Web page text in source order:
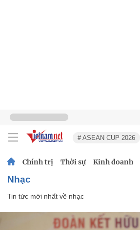
# ASEAN CUP 2026
Chính trị Thời sự Kinh doanh
nhạc
Tin tức mới nhất về nhạc